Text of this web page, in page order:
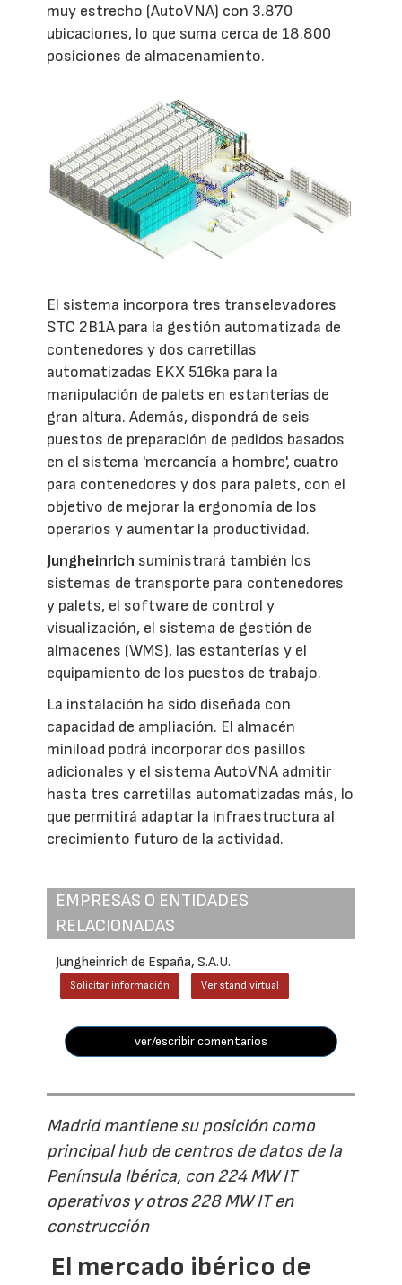
muy estrecho (AutoVNA) con 3.870
ubicaciones, lo que suma cerca de 18.800
posiciones de almacenamiento.
El sistema incorpora tres transelevadores
STC 2B1A para la gestión automatizada de
contenedores y dos carretillas
automatizadas EKX 516ka para la
manipulación de palets en estanterías de
gran altura. Además, dispondrá de seis
puestos de preparación de pedidos basados
en el sistema 'mercancía a hombre', cuatro
para contenedores y dos para palets, con el
objetivo de mejorar la ergonomía de los
operarios y aumentar la productividad.
Jungheinrich suministrará también los
sistemas de transporte para contenedores
y palets, el software de control y
visualización, el sistema de gestión de
almacenes (WMS), las estanterías y el
equipamiento de los puestos de trabajo.
La instalación ha sido diseñada con
capacidad de ampliación. El almacén
miniload podrá incorporar dos pasillos
adicionales y el sistema AutoVNA admitir
hasta tres carretillas automatizadas más, lo
que permitirá adaptar la infraestructura al
crecimiento futuro de la actividad.
EMPRESAS O ENTIDADES
RELACIONADAS
Jungheinrich de España, S.A.U.
Solicitar información Ver stand virtual
ver/escribir comentarios
Madrid mantiene su posición como
principal hub de centros de datos de la
Península Ibérica, con 224 MW IT
operativos y otros 228 MW IT en
construcción
El mercado ibérico de